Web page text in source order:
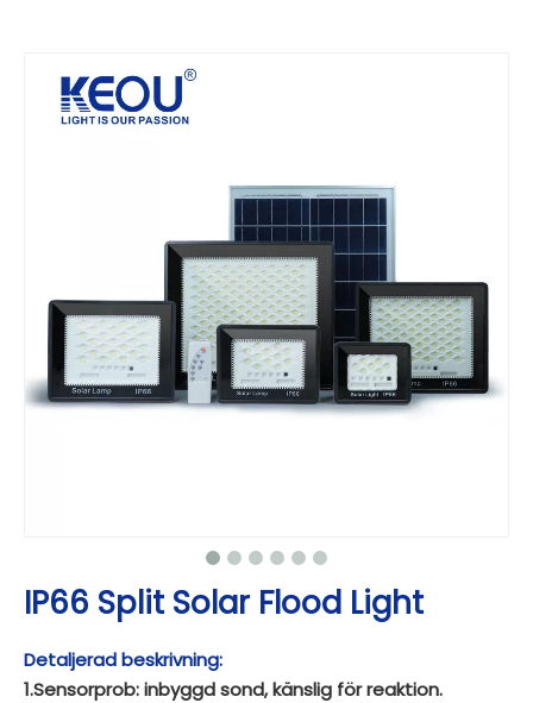
IP66 Split Solar Flood Light
Detaljerad beskrivning:
1.Sensorprob: inbyggd sond, känslig för reaktion.